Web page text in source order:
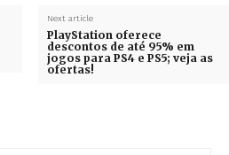
Next article
PlayStation oferece
descontos de até 95% em
jogos para PS4 e PS5; veja as
ofertas!